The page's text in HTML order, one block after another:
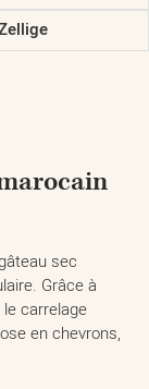
sec
Grâce à
carrelage
en chevrons,